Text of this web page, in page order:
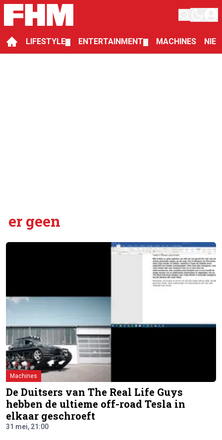
LIFESTYLE ENTERTAINMENT MACHINES
er geen
Machines
De Duitsers van The Real Life Guys
hebben de ultieme off-road Tesla in
elkaar geschroeft
31 mei, 21:00